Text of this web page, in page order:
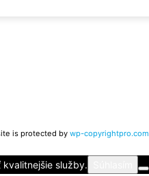
is protected by wp-copyrightpro.com
služby.